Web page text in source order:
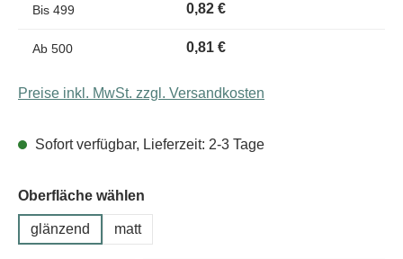
Bis 499 0,82 €
Ab 500 0,81 €
Preise inkl. MwSt. zzgl. Versandkosten
Sofort verfügbar, Lieferzeit: 2-3 Tage
Oberfläche wählen
glänzend matt